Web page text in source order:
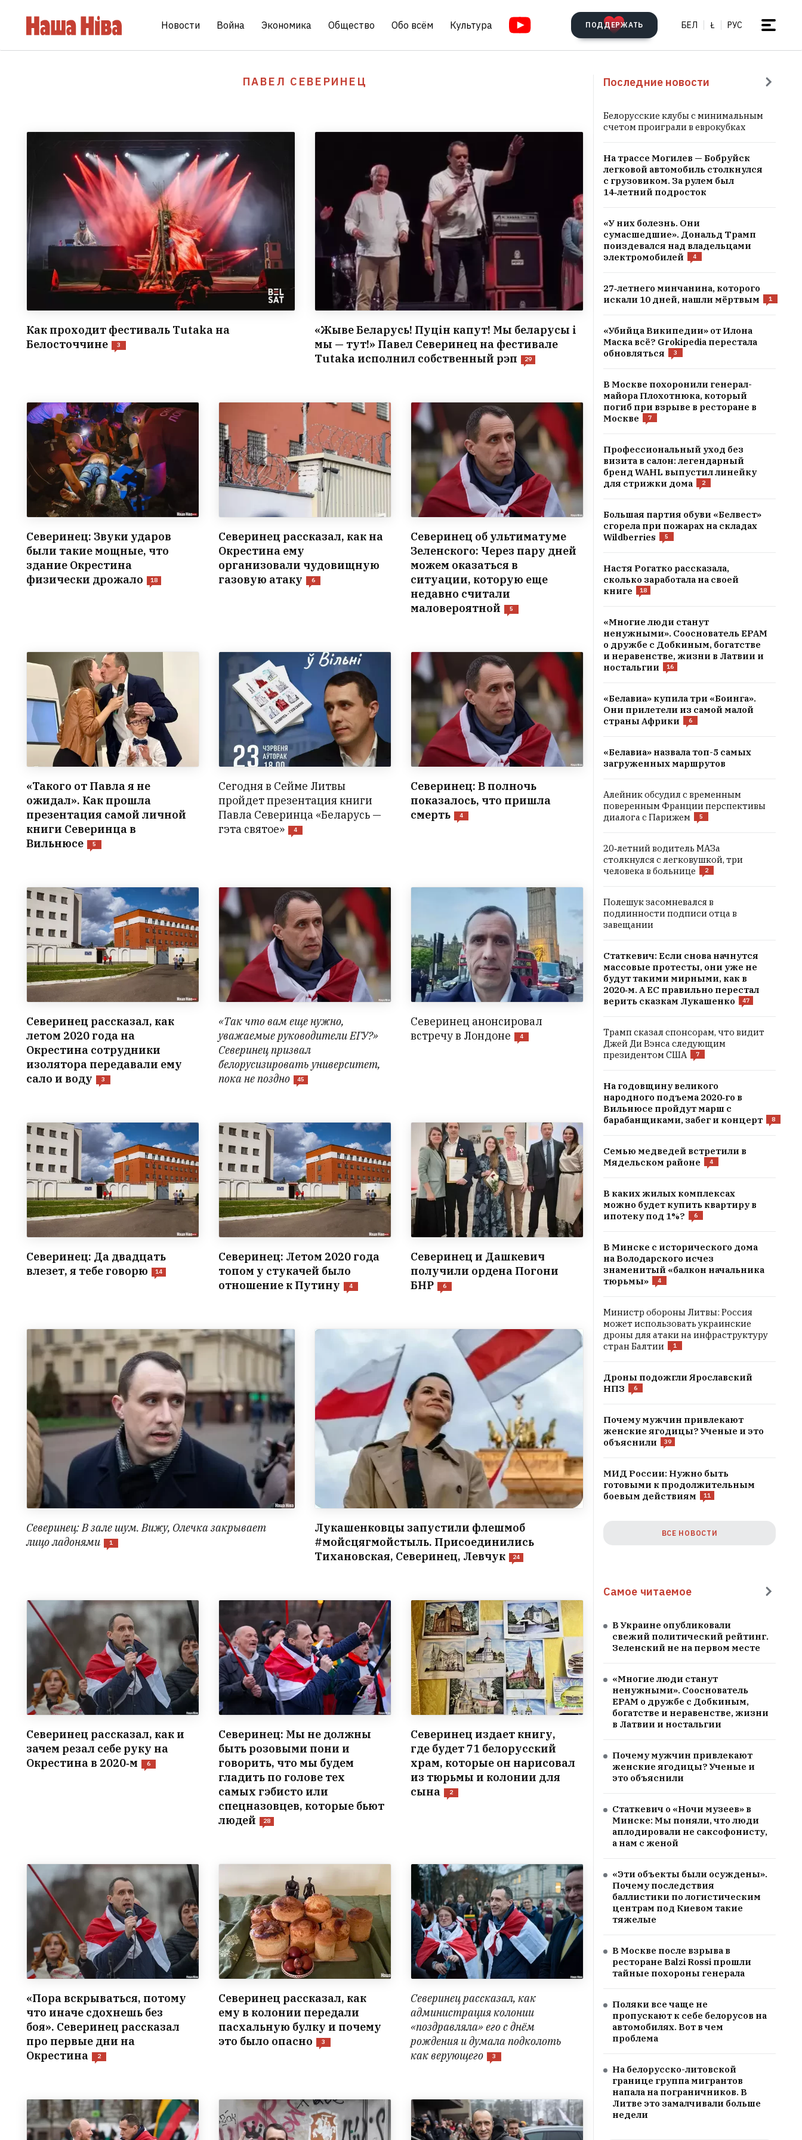
Новости Война Экономика Общество Обо всём Культура ПОДДЕРЖАТЬ БЕЛ Ł РУС
ПАВЕЛ СЕВЕРИНЕЦ
Как проходит фестиваль Tutaka на
Белосточчине
3
«Жыве Беларусь! Пуцін капут! Мы беларусы і
мы — тут!» Павел Северинец на фестивале
Tutaka исполнил собственный рэп
29
Северинец: Звуки ударов
были такие мощные, что
здание Окрестина
физически дрожало
18
Северинец рассказал, как на
Окрестина ему
организовали чудовищную
газовую атаку
6
Северинец об ультиматуме
Зеленского: Через пару дней
можем оказаться в
ситуации, которую еще
недавно считали
маловероятной
5
«Такого от Павла я не
ожидал». Как прошла
презентация самой личной
книги Северинца в
Вильнюсе
5
Сегодня в Сейме Литвы
пройдет презентация книги
Павла Северинца «Беларусь —
гэта святое»
4
Северинец: В полночь
показалось, что пришла
смерть
4
Северинец рассказал, как
летом 2020 года на
Окрестина сотрудники
изолятора передавали ему
сало и воду
3
«Так что вам еще нужно,
уважаемые руководители ЕГУ?»
Северинец призвал
белорусизировать университет,
пока не поздно
45
Северинец анонсировал
встречу в Лондоне
4
Северинец: Да двадцать
влезет, я тебе говорю
14
Северинец: Летом 2020 года
топом у стукачей было
отношение к Путину
4
Северинец и Дашкевич
получили ордена Погони
БНР
6
Северинец: В зале шум. Вижу, Олечка закрывает
лицо ладонями
1
Лукашенковцы запустили флешмоб
#мойсцягмойстыль. Присоединились
Тихановская, Северинец, Левчук
24
Северинец рассказал, как и
зачем резал себе руку на
Окрестина в 2020‑м
6
Северинец: Мы не должны
быть розовыми пони и
говорить, что мы будем
гладить по голове тех
самых гэбисто или
спецназовцев, которые бьют
людей
28
Северинец издает книгу,
где будет 71 белорусский
храм, которые он нарисовал
из тюрьмы и колонии для
сына
2
«Пора вскрываться, потому
что иначе сдохнешь без
боя». Северинец рассказал
про первые дни на
Окрестина
2
Северинец рассказал, как
ему в колонии передали
пасхальную булку и почему
это было опасно
3
Северинец рассказал, как
администрация колонии
«поздравляла» его с днём
рождения и думала подколоть
как верующего
3
Последние новости
Белорусские клубы с минимальным
счетом проиграли в еврокубках
На трассе Могилев — Бобруйск
легковой автомобиль столкнулся
с грузовиком. За рулем был
14‑летний подросток
«У них болезнь. Они
сумасшедшие». Дональд Трамп
поиздевался над владельцами
электромобилей
4
27‑летнего минчанина, которого
искали 10 дней, нашли мёртвым
1
«Убийца Википедии» от Илона
Маска всё? Grokipedia перестала
обновляться
3
В Москве похоронили генерал-
майора Плохотнюка, который
погиб при взрыве в ресторане в
Москве
7
Профессиональный уход без
визита в салон: легендарный
бренд WAHL выпустил линейку
для стрижки дома
2
Большая партия обуви «Белвест»
сгорела при пожарах на складах
Wildberries
5
Настя Рогатко рассказала,
сколько заработала на своей
книге
18
«Многие люди станут
ненужными». Сооснователь EPAM
о дружбе с Добкиным, богатстве
и неравенстве, жизни в Латвии и
ностальгии
16
«Белавиа» купила три «Боинга».
Они прилетели из самой малой
страны Африки
6
«Белавиа» назвала топ-5 самых
загруженных маршрутов
Алейник обсудил с временным
поверенным Франции перспективы
диалога с Парижем
5
20‑летний водитель МАЗа
столкнулся с легковушкой, три
человека в больнице
2
Полешук засомневался в
подлинности подписи отца в
завещании
Статкевич: Если снова начнутся
массовые протесты, они уже не
будут такими мирными, как в
2020‑м. А ЕС правильно перестал
верить сказкам Лукашенко
47
Трамп сказал спонсорам, что видит
Джей Ди Вэнса следующим
президентом США
7
На годовщину великого
народного подъема 2020‑го в
Вильнюсе пройдут марш с
барабанщиками, забег и концерт
8
Семью медведей встретили в
Мядельском районе
4
В каких жилых комплексах
можно будет купить квартиру в
ипотеку под 1%?
6
В Минске с исторического дома
на Володaрского исчез
знаменитый «балкон начальника
тюрьмы»
4
Министр обороны Литвы: Россия
может использовать украинские
дроны для атаки на инфраструктуру
стран Балтии
1
Дроны подожгли Ярославский
НПЗ
6
Почему мужчин привлекают
женские ягодицы? Ученые и это
объяснили
39
МИД России: Нужно быть
готовыми к продолжительным
боевым действиям
11
ВСЕ НОВОСТИ
Самое читаемое
В Украине опубликовали
свежий политический рейтинг.
Зеленский не на первом месте
«Многие люди станут
ненужными». Сооснователь
EPAM о дружбе с Добкиным,
богатстве и неравенстве, жизни
в Латвии и ностальгии
Почему мужчин привлекают
женские ягодицы? Ученые и
это объяснили
Статкевич о «Ночи музеев» в
Минске: Мы поняли, что люди
аплодировали не саксофонисту,
а нам с женой
«Эти объекты были осуждены».
Почему последствия
баллистики по логистическим
центрам под Киевом такие
тяжелые
В Москве после взрыва в
ресторане Balzi Rossi прошли
тайные похороны генерала
Поляки все чаще не
пропускают к себе белорусов на
автомобилях. Вот в чем
проблема
На белорусско-литовской
границе группа мигрантов
напала на пограничников. В
Литве это замалчивали больше
недели